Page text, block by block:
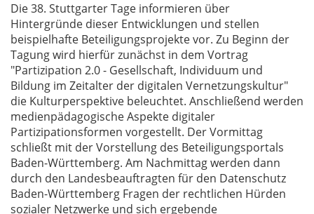
Die 38. Stuttgarter Tage informieren über
Hintergründe dieser Entwicklungen und stellen
beispielhafte Beteiligungsprojekte vor. Zu Beginn der
Tagung wird hierfür zunächst in dem Vortrag
"Partizipation 2.0 - Gesellschaft, Individuum und
Bildung im Zeitalter der digitalen Vernetzungskultur"
die Kulturperspektive beleuchtet. Anschließend werden
medienpädagogische Aspekte digitaler
Partizipationsformen vorgestellt. Der Vormittag
schließt mit der Vorstellung des Beteiligungsportals
Baden-Württemberg. Am Nachmittag werden dann
durch den Landesbeauftragten für den Datenschutz
Baden-Württemberg Fragen der rechtlichen Hürden
sozialer Netzwerke und sich ergebende